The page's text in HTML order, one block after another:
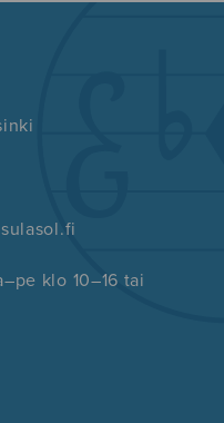
klo 10–16 tai